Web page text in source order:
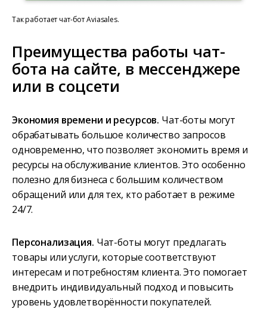
Так работает чат-бот Aviasales.
Преимущества работы чат-
бота на сайте, в мессенджере
или в соцсети
Экономия времени и ресурсов. Чат-боты могут
обрабатывать большое количество запросов
одновременно, что позволяет экономить время и
ресурсы на обслуживание клиентов. Это особенно
полезно для бизнеса с большим количеством
обращений или для тех, кто работает в режиме
24/7.
Персонализация. Чат-боты могут предлагать
товары или услуги, которые соответствуют
интересам и потребностям клиента. Это помогает
внедрить индивидуальный подход и повысить
уровень удовлетворённости покупателей.